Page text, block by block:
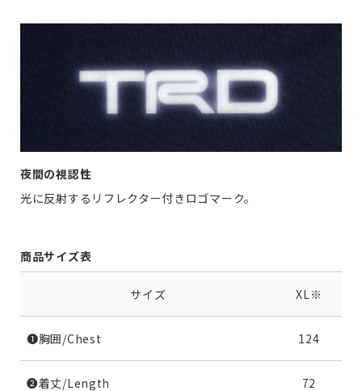
夜間の視認性
光に反射するリフレクター付きロゴマーク。
商品サイズ表
サイズ XL※
❶胸囲/Chest 124
❷着丈/Length 72